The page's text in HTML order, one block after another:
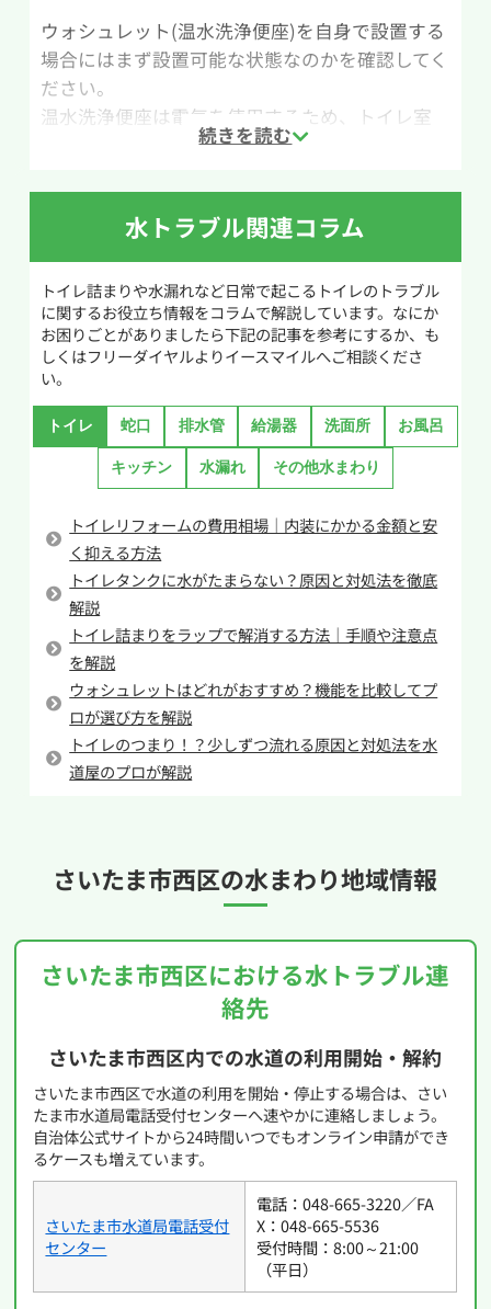
養生しておくと掃除の手間を減らせます。
作業手順は次の通りです。まずラバーカップを排
水口にしっかり密着させます。次にカップをゆっ
くり押し込み、中の空気を抜いて密閉状態を作り
繰り返し、ゴボゴボと空気が通るような音がす
れば、つまりが解消された可能性があります。
つまりが解消されたか確認する際は、いきなり
レバーで大量の水を流すのではなく、バケツやペ
ットボトルで少量ずつ水を流して様子を見ると安
心です。もし改善しない場合や固形物が原因の場
合は、無理に作業を続けず専門業者へ相談する
ことをおすすめします。
ウォシュレット(温水洗浄便座)を自身で設置する
場合にはまず設置可能な状態なのかを確認してく
ださい。
温水洗浄便座は電気を使用するため、トイレ室
内にコンセントがなければ使用できません。コン
頼をするようにしましょう。また、便器にも制限
があり、便器と便座が一体となった一体型トイレ
やタンクが外にないタンクレストイレではウォ
シュレットの設置や交換ができません。
温水洗浄便座の設置や交換を行う前にまずは工
具を用意します。
スパナとドライバー、モンキーレンチと新しく
設置する製品を用意してください。工事の際には
床に水が溢れる可能性があるため、バケツと雑
施工の際にはまずは給水管についている止水栓を
閉めて水を止めてください。
その後、給水管を取り外し、分岐金具の取り付
けを行います。分機金具を取り付けた後は必要に
応じて給水管をフレキシブル管へ交換します。給
水管の設置が完了したら新しい温水洗浄便座を
取り付けたのちに止水栓を開き、通水テストを行
ってください。
しでも不安があれば水道業者へ連絡して取り付け
を依頼するようにしてください。
水トラブル関連コラム
トイレ詰まりや水漏れなど日常で起こるトイレのトラブル
に関するお役立ち情報をコラムで解説しています。なにか
お困りごとがありましたら下記の記事を参考にするか、も
しくはフリーダイヤルよりイースマイルへご相談くださ
い。
トイレ 蛇口 排水管 給湯器 洗面所 お風呂
キッチン 水漏れ その他水まわり
トイレリフォームの費用相場｜内装にかかる金額と安
く抑える方法
トイレタンクに水がたまらない？原因と対処法を徹底
解説
トイレ詰まりをラップで解消する方法｜手順や注意点
を解説
ウォシュレットはどれがおすすめ？機能を比較してプ
ロが選び方を解説
トイレのつまり！？少しずつ流れる原因と対処法を水
道屋のプロが解説
さいたま市西区の水まわり地域情報
さいたま市西区における水トラブル連
絡先
さいたま市西区内での水道の利用開始・解約
さいたま市西区で水道の利用を開始・停止する場合は、さい
たま市水道局電話受付センターへ速やかに連絡しましょう。
自治体公式サイトから24時間いつでもオンライン申請ができ
るケースも増えています。
さいたま市水道局電話受付
センター
電話：048-665-3220／FA
X：048-665-5536
受付時間：8:00～21:00
（平日）